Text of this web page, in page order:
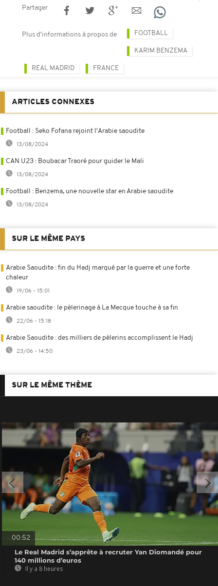
Partager
Plus d'informations à propos de FOOTBALL
KARIM BENZEMA
REAL MADRID FRANCE
ARTICLES CONNEXES
Football : Seko Fofana rejoint l'Arabie saoudite
13/08/2024
CAN U23 : Boubacar Traoré pour guider le Mali
13/08/2024
Football : Benzema, une nouvelle star en Arabie saoudite
13/08/2024
SUR LE MÊME PAYS
Arabie Saoudite : fin du Hadj marqué par la guerre et une forte
chaleur
19/06 - 15:01
Arabie saoudite : le pèlerinage à La Mecque touche à sa fin
22/06 - 15:18
Arabie Saoudite : des milliers de pèlerins accomplissent le Hadj
23/06 - 14:50
SUR LE MÊME THÈME
00:52
Le Real Madrid s’apprête à recruter Yan Diomandé pour
140 millions d’euros
Il y a 8 heures